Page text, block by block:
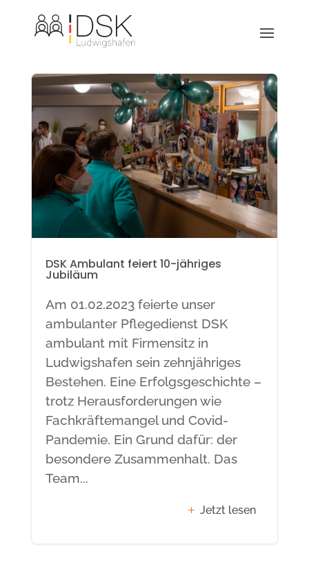
DSK Ambulant feiert 10-jähriges
Jubiläum
Am 01.02.2023 feierte unser
ambulanter Pflegedienst DSK
ambulant mit Firmensitz in
Ludwigshafen sein zehnjähriges
Bestehen. Eine Erfolgsgeschichte –
trotz Herausforderungen wie
Fachkräftemangel und Covid-
Pandemie. Ein Grund dafür: der
besondere Zusammenhalt. Das
Team...
Jetzt lesen